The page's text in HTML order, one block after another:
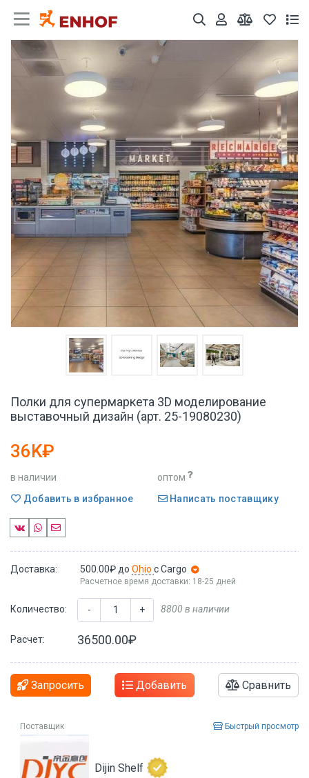
Полки для супермаркета 3D моделирование
выставочный дизайн (арт. 25-19080230)
36K₽
в наличии
оптом
Добавить в избранное
Написать поставщику
Доставка: 500.00₽ до Ohio с Cargo
Расчетное время доставки: 18-25 дней
Количество: - + 8800 в наличии
Расчет: 36500.00₽
Запросить Добавить Сравнить
Поставщик Быстрый просмотр
Dijin Shelf